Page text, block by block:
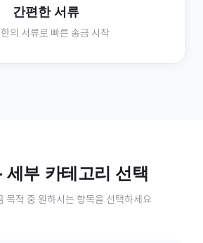
간편한 서류
의 서류로 빠른 송금 시작
세부 카테고리 선택
목적 중 원하시는 항목을 선택하세요